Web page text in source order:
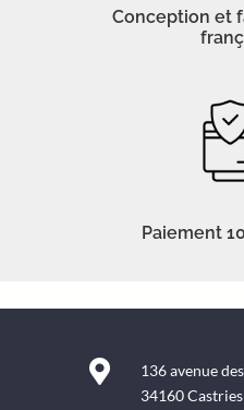
Conception et
Paiement

136 avenue
34160 Castries